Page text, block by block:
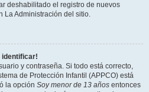
deshabilitado el registro de nuevos
La Administración del sitio.
identificar!
y contraseña. Si todo está correcto,
de Protección Infantil (APPCO) está
la opción Soy menor de 13 años entonces